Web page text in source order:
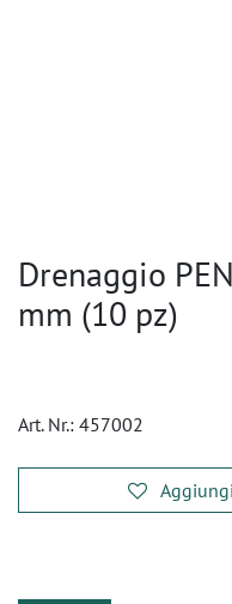
Drenaggio
mm (10 pz)
Art. Nr.: 457002